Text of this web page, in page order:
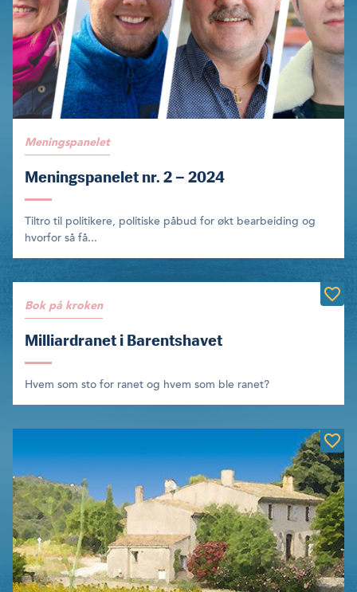
Meningspanelet
Meningspanelet nr. 2 – 2024
Tiltro til politikere, politiske påbud for økt bearbeiding og
hvorfor så få...
Bok på kroken
Milliardranet i Barentshavet
Hvem som sto for ranet og hvem som ble ranet?